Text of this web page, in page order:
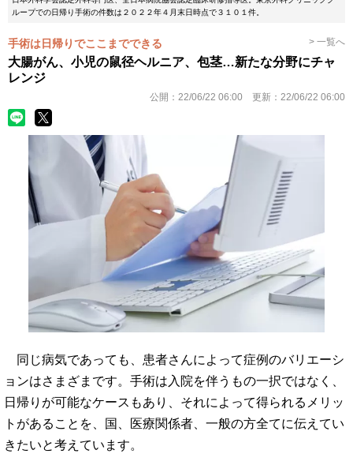
ループでの日帰り手術の件数は２０２２年４月末日時点で３１０１件。
手術は日帰りでここまでできる > 一覧へ
大腸がん、小児の鼠径ヘルニア、包茎…新たな分野にチャ
レンジ
公開： 22/06/22 06:00 更新： 22/06/22 06:00
同じ病気であっても、患者さんによって症例のバリエーシ
ョンはさまざまです。手術は入院を伴うもの一択ではなく、
日帰りが可能なケースもあり、それによって得られるメリッ
トがあることを、国、医療関係者、一般の方全てに伝えてい
きたいと考えています。